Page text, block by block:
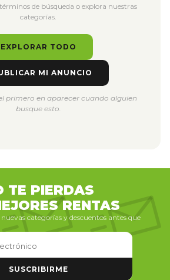
de búsqueda o explora nuestras
categorías.
EXPLORAR TODO
MI ANUNCIO
primero en aparecer cuando alguien
busque esto.
TE PIERDAS
RENTAS
categorías y descuentos antes que
SUSCRIBIRME